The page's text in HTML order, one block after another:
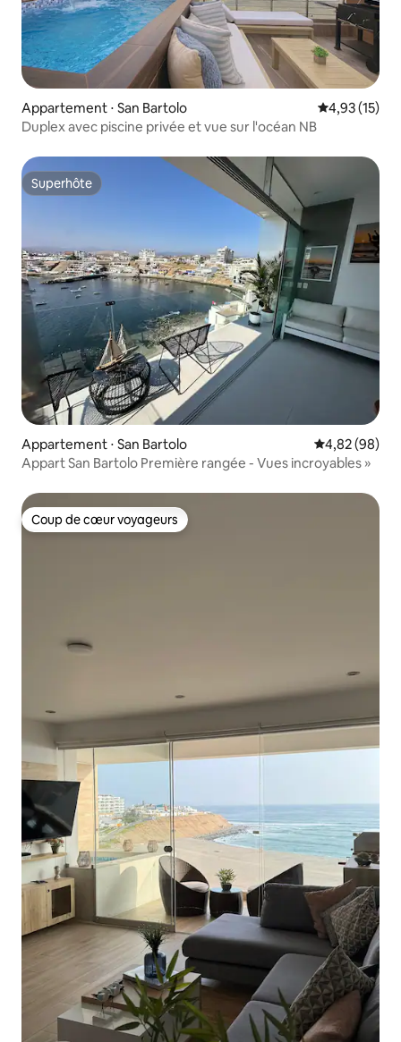
Appartement ⋅ San Bartolo Évaluation
4,93 (15)
Duplex avec piscine privée et vue sur l'océan NB
Superhôte
Superhôte
Appartement ⋅ San Bartolo Évaluation
4,82 (98)
Appart San Bartolo Première rangée - Vues incroyables »
Coup de cœur voyageurs
Coup de cœur voyageurs